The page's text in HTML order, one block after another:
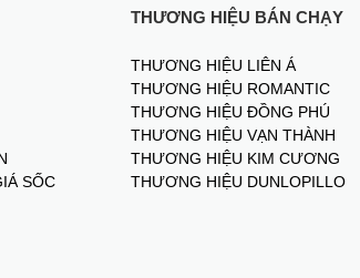
SỐC
THƯƠNG HIỆU BÁN CHẠY
THƯƠNG HIỆU LIÊN Á
THƯƠNG HIỆU ROMANTIC
THƯƠNG HIỆU ĐỒNG PHÚ
THƯƠNG HIỆU VẠN THÀNH
THƯƠNG HIỆU KIM CƯƠNG
THƯƠNG HIỆU DUNLOPILLO